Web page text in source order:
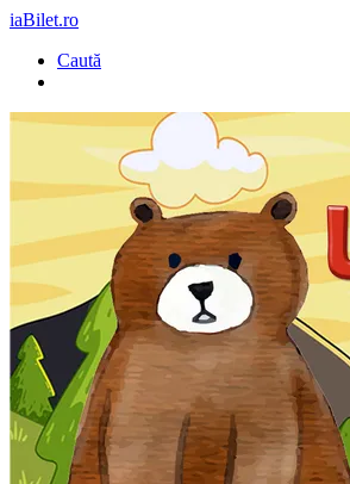
iaBilet.ro
Caută